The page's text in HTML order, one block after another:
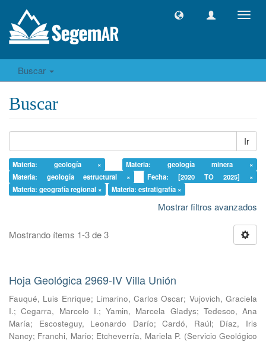
Buscar
Buscar
Ir
Materia: geología ×
Materia: geología minera ×
Materia: geología estructural ×
Fecha: [2020 TO 2025] ×
Materia: geografía regional ×
Materia: estratigrafía ×
Mostrar filtros avanzados
Mostrando ítems 1-3 de 3
Hoja Geológica 2969-IV Villa Unión
Fauqué, Luis Enrique; Limarino, Carlos Oscar; Vujovich, Graciela
I.;Cegarra, Marcelo I.; Yamin, Marcela Gladys; Tedesco, Ana
María; Escosteguy, Leonardo Darío;Cardó, Raúl; Díaz, Iris
Nancy; Franchi, Mario; Etcheverría, Mariela P. (Servicio Geológico